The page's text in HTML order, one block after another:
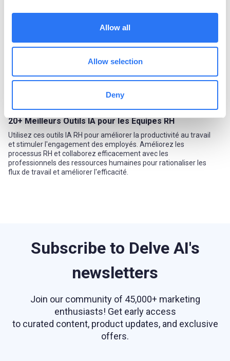
Allow all
Allow selection
Deny
20+ Meilleurs Outils IA pour les Équipes RH
Utilisez ces outils IA RH pour améliorer la productivité au travail
et stimuler l'engagement des employés. Améliorez les
processus RH et collaborez efficacement avec les
professionnels des ressources humaines pour rationaliser les
flux de travail et améliorer l'efficacité.
Subscribe to Delve AI's
newsletters
Join our community of 45,000+ marketing
enthusiasts! Get early access
to curated content, product updates, and exclusive
offers.